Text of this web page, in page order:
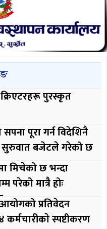
क्रिएटरहरू पुरस्कृत
पूरा गर्न विदेशिनै
सुरुवात बजेटले गरेको छ
मिचेको छ भन्दा
परेको मात्रै होः
प्रतिवेदन
कर्मचारीकाे स्पष्टीकरण